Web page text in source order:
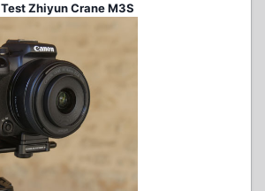
Test Zhiyun Crane M3S